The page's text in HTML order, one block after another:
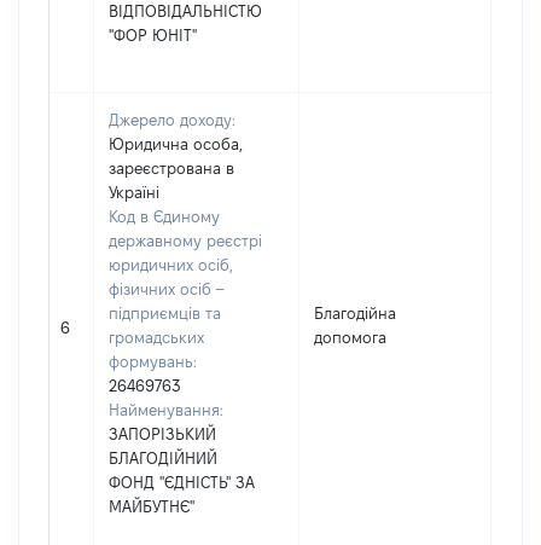
ВІДПОВІДАЛЬНІСТЮ
"ФОР ЮНІТ"
6
Джерело доходу:
Юридична особа,
зареєстрована в
Україні
Код в Єдиному
державному реєстрі
юридичних осіб,
фізичних осіб –
підприємців та
громадських
формувань:
26469763
Найменування:
ЗАПОРІЗЬКИЙ
БЛАГОДІЙНИЙ
ФОНД "ЄДНІСТЬ" ЗА
МАЙБУТНЄ"
Благодійна
допомога